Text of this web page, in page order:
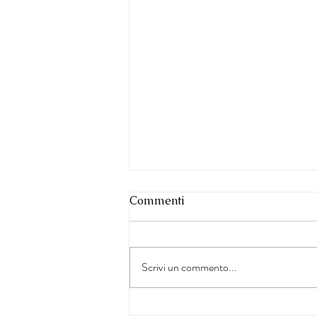
Commenti
Scrivi un commento...